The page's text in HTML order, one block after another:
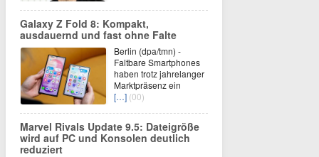
Galaxy Z Fold 8: Kompakt,
ausdauernd und fast ohne Falte
Berlin (dpa/tmn) -
Faltbare Smartphones
haben trotz jahrelanger
Marktpräsenz ein
[…] (00)
Marvel Rivals Update 9.5: Dateigröße
wird auf PC und Konsolen deutlich
reduziert